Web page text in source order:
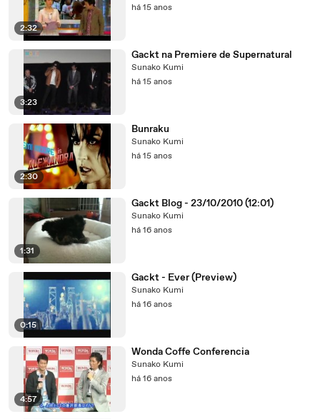
2:32
há 15 anos
3:23
Gackt na Premiere de Supernatural
Sunako Kumi
há 15 anos
2:30
Bunraku
Sunako Kumi
há 15 anos
1:31
Gackt Blog - 23/10/2010 (12:01)
Sunako Kumi
há 16 anos
0:15
Gackt - Ever (Preview)
Sunako Kumi
há 16 anos
4:57
Wonda Coffe Conferencia
Sunako Kumi
há 16 anos